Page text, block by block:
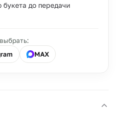
до передачи
MAX